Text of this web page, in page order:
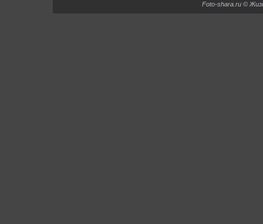
Foto-shara.ru ©